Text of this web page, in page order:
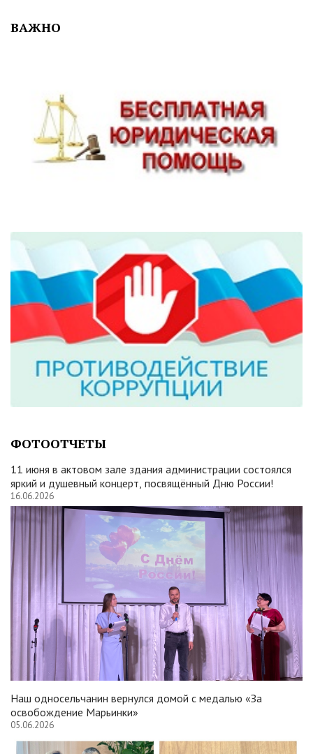
ВАЖНО
ФОТООТЧЕТЫ
11 июня в актовом зале здания администрации состоялся
яркий и душевный концерт, посвящённый Дню России!
16.06.2026
Наш односельчанин вернулся домой с медалью «За
освобождение Марьинки»
05.06.2026